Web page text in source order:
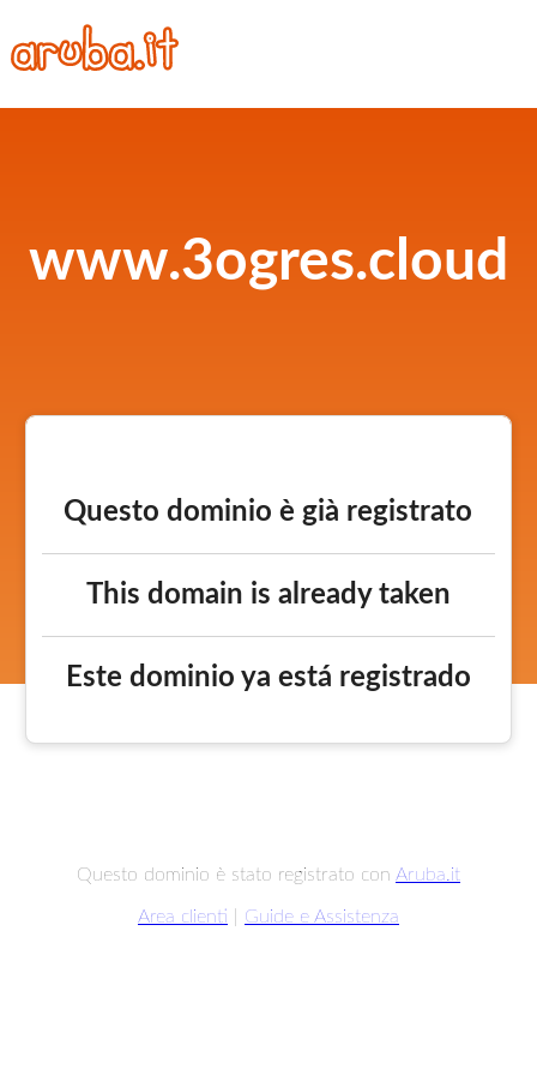
www.3ogres.cloud
Questo dominio è già registrato
This domain is already taken
Este dominio ya está registrado
Questo dominio è stato registrato con Aruba.it
Area clienti Guide e Assistenza